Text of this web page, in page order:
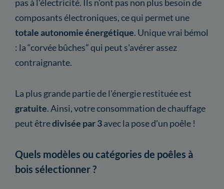
pas à l'électricité. Ils n'ont pas non plus besoin de
composants électroniques, ce qui permet une
totale autonomie énergétique. Unique vrai bémol
: la “corvée bûches” qui peut s'avérer assez
contraignante.
La plus grande partie de l'énergie restituée est
gratuite. Ainsi, votre consommation de chauffage
peut êtredivisée par 3avec la pose d'un poêle !
Quels modèles ou catégories de poêles à
bois sélectionner ?